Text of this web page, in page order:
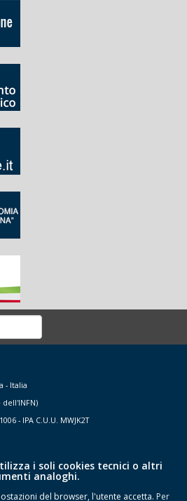
- Italia
dell'INFN)
- IPA C.U.U. MWJK2T
i soli cookies tecnici o altri
analoghi.
del browser, l'utente accetta. Per